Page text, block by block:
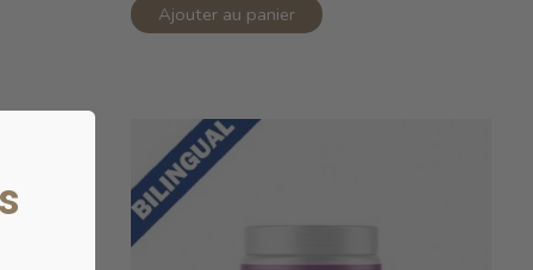
Ajouter au panier